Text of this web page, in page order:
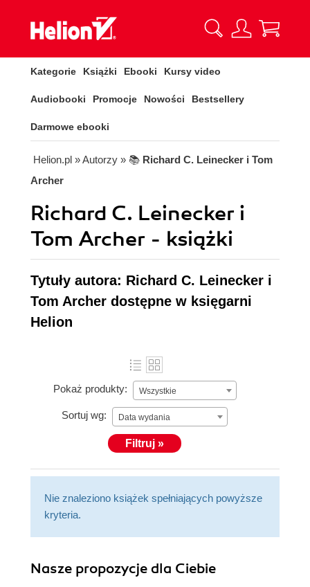
Kategorie Książki Ebooki Kursy video
Audiobooki Promocje Nowości Bestsellery
Darmowe ebooki
Helion.pl » Autorzy » 📚 Richard C. Leinecker i Tom
Archer
Richard C. Leinecker i
Tom Archer - książki
Tytuły autora: Richard C. Leinecker i
Tom Archer dostępne w księgarni
Helion
Pokaż produkty: Wszystkie
Sortuj wg: Data wydania
Filtruj »
Nie znaleziono książek spełniających powyższe
kryteria.
Nasze propozycje dla Ciebie